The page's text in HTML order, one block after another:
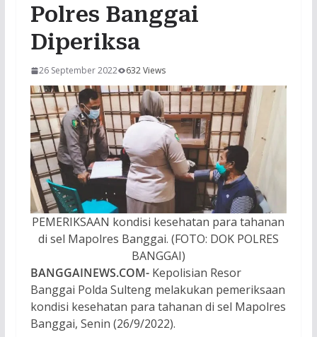
Polres Banggai
Diperiksa
26 September 2022 632 Views
PEMERIKSAAN kondisi kesehatan para tahanan
di sel Mapolres Banggai. (FOTO: DOK POLRES
BANGGAI)
BANGGAINEWS.COM-Kepolisian Resor
Banggai Polda Sulteng melakukan pemeriksaan
kondisi kesehatan para tahanan di sel Mapolres
Banggai, Senin (26/9/2022).